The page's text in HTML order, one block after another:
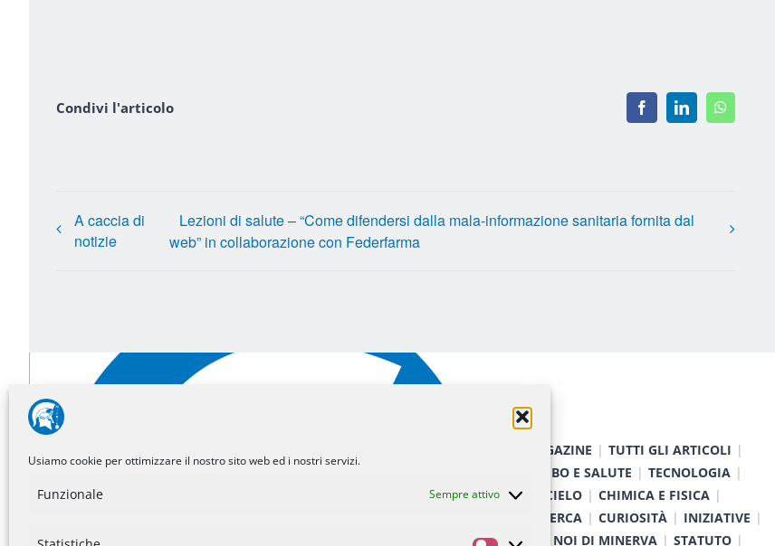
Usiamo cookie per ottimizzare il nostro sito web ed i nostri servizi.
Funzionale Sempre attivo
Condivi l'articolo FacebookLinkedInWhatsApp
A caccia di
notizie
Lezioni di salute – “Come difendersi dalla mala-informazione sanitaria fornita dal
web” in collaborazione con Federfarma
MAGAZINE
TUTTI GLI ARTICOLI
CIBO E SALUTE
TECNOLOGIA
TERRA E CIELO
CHIMICA E FISICA
MEDICINA E RICERCA
CURIOSITÀ
INIZIATIVE
CHI SIAMO
NOI DI MINERVA STATUTO